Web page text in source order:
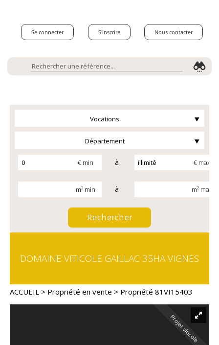
Se connecter S'inscrire Nous contacter
Vocations
Département
€ min à € max
m² min à m² max
DOMAINE VITICOLE GAILLAC 35HA VIGNES
ACCUEIL > Propriété en vente > Propriété 81VI15403
Projet viticole